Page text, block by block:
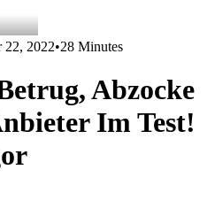
22, 2022•28 Minutes
Abzocke
Im Test!